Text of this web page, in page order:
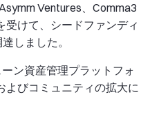
Ventures、Comma3
けて、シードファンディ
しました。
ン資産管理プラットフォ
よびコミュニティの拡大に